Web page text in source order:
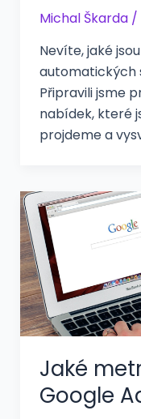
Michal Škarda /
Nevíte, jaké
automatických
Připravili jsme
nabídek, které
projdeme a
Jaké
Google